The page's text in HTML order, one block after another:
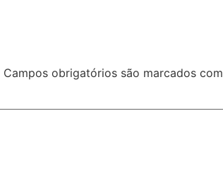
Campos obrigatórios são marcados com